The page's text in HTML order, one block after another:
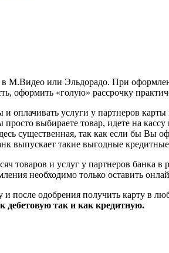
или Эльдорадо. При
оформить «голую» рассрочку
оплачивать услуги у партнеров
выбираете товар, идете на
существенная, так как если бы Вы
выпускает такие выгодные
товаров и услуг у партнеров банка
необходимо только оставить
после одобрения получить карту в
дебетовую так и как кредитную.